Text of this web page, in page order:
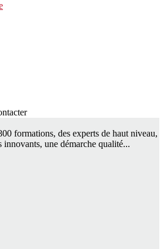
formations, des experts de haut niveau,
innovants, une démarche qualité...